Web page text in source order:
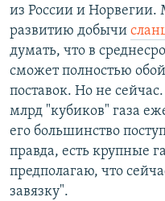
из России и
развитию добычи
думать, что в
сможет полностью
поставок. Но не
млрд "кубиков" газа
его большинство
правда, есть крупные
предполагаю, что
завязку".